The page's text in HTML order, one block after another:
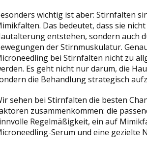
wichtig ist aber: Stirnfalten
Das bedeutet, dass sie
entstehen, sondern auch
der Stirnmuskulatur.
bei Stirnfalten nicht zu
Es geht nicht nur darum, die
die Behandlung strategisch
sehen bei Stirnfalten die besten
zusammenkommen: die
Regelmäßigkeit, ein auf
Serum und eine gezielte